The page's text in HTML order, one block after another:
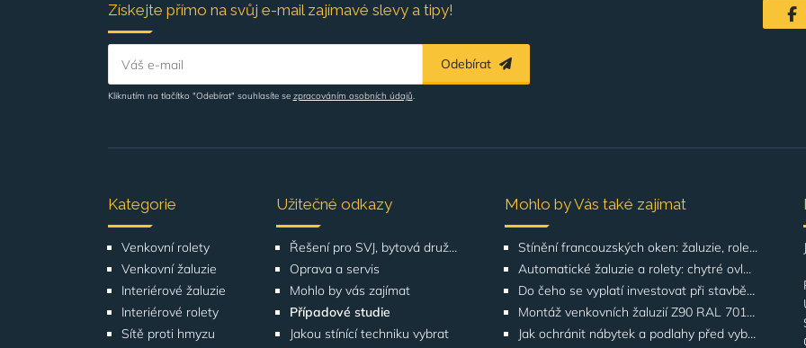
Získejte přímo na svůj e-mail zajímavé slevy a tipy!
Váš e-mail Odebírat
Kliknutím na tlačítko "Odebírat" souhlasíte se zpracováním osobních údajů.
Kategorie
Venkovní rolety
Venkovní žaluzie
Interiérové žaluzie
Interiérové rolety
Sítě proti hmyzu
Užitečné odkazy
Řešení pro SVJ, bytová družstva, správu budov
Oprava a servis
Mohlo by vás zajímat
Případové studie
Jakou stínící techniku vybrat
Mohlo by Vás také zajímat
Stínění francouzských oken: žaluzie, rolety, screeny | GATO
Automatické žaluzie a rolety: chytré ovládání | GATO
Do čeho se vyplatí investovat při stavbě domu? Odborníci upozorňují na stínění oken
Montáž venkovních žaluzií Z90 RAL 7016 na rodinných domech | Případová studie
Jak ochránit nábytek a podlahy před vyblednutím od slunce